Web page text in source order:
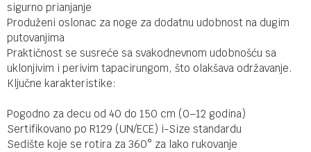
sigurno prianjanje
Produženi oslonac za noge za dodatnu udobnost na dugim
putovanjima
Praktičnost se susreće sa svakodnevnom udobnošću sa
uklonjivim i perivim tapacirungom, što olakšava održavanje.
Ključne karakteristike:
Pogodno za decu od 40 do 150 cm (0–12 godina)
Sertifikovano po R129 (UN/ECE) i-Size standardu
Sedište koje se rotira za 360° za lako rukovanje